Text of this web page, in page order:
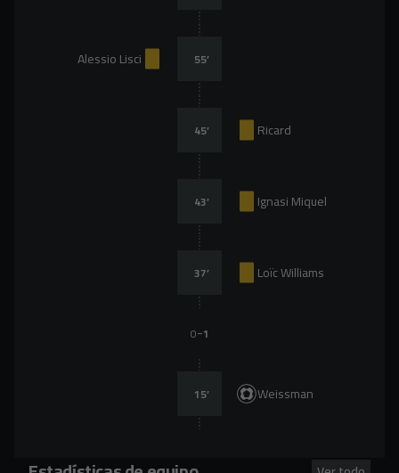
Alessio Lisci 55’
Ricard
45’
Ignasi Miquel
43’
Loïc Williams
37’
0-1
Weissman
15’